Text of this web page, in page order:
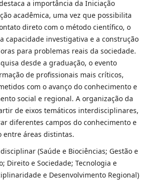
a importância da Iniciação
acadêmica, uma vez que possibilita
direto com o método científico, o
capacidade investigativa e a construção
para problemas reais da sociedade.
desde a graduação, o evento
de profissionais mais críticos,
com o avanço do conhecimento e
social e regional. A organização da
de eixos temáticos interdisciplinares,
diferentes campos do conhecimento e
entre áreas distintas.
(Saúde e Biociências; Gestão e
Direito e Sociedade; Tecnologia e
e Desenvolvimento Regional)